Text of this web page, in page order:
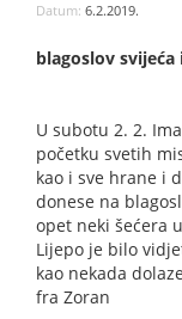
Datum: 6.2.2019.
blagoslov svijeća
U subotu 2. 2.
početku svetih
kao i sve hrane i
donese na
opet neki šećera
Lijepo je bilo
kao nekada
fra Zoran